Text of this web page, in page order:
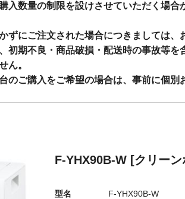
入数量の制限を設けさせていただく場合
ずにご注文された場合につきましては、
初期不良・商品破損・配送時の事故等を
ん。
のご購入をご希望の場合は、事前に個別
正利用防止・抑制の観点からセキュリティ対策
商品につきましても不正利用が多発しており商
F-YHX90B-W [クリーン
型名
F-YHX90B-W